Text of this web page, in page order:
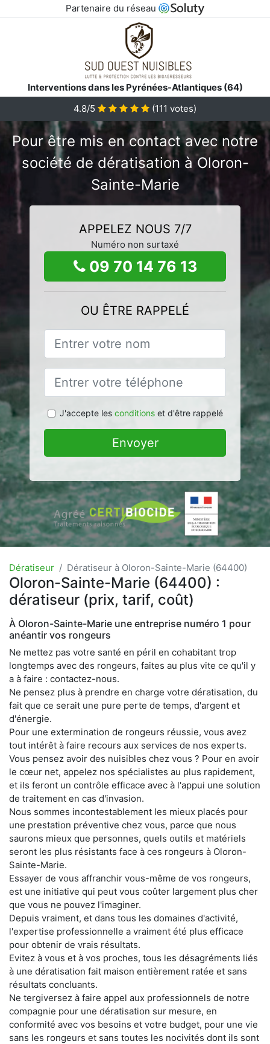
Partenaire du réseau
Interventions dans les Pyrénées-Atlantiques (64)
4.8/5
(111 votes)
Pour être mis en contact avec notre
société de dératisation à Oloron-
Sainte-Marie
APPELEZ NOUS 7/7
Numéro non surtaxé
09 70 14 76 13
OU ÊTRE RAPPELÉ
J'accepte les conditionset d'être rappelé
Envoyer
Dératiseur Dératiseur à Oloron-Sainte-Marie (64400)
Oloron-Sainte-Marie (64400) :
dératiseur (prix, tarif, coût)
À Oloron-Sainte-Marie une entreprise numéro 1 pour
anéantir vos rongeurs
Ne mettez pas votre santé en péril en cohabitant trop
longtemps avec des rongeurs, faites au plus vite ce qu'il y
a à faire : contactez-nous.
Ne pensez plus à prendre en charge votre dératisation, du
fait que ce serait une pure perte de temps, d'argent et
d'énergie.
Pour une extermination de rongeurs réussie, vous avez
tout intérêt à faire recours aux services de nos experts.
Vous pensez avoir des nuisibles chez vous ? Pour en avoir
le cœur net, appelez nos spécialistes au plus rapidement,
et ils feront un contrôle efficace avec à l'appui une solution
de traitement en cas d'invasion.
Nous sommes incontestablement les mieux placés pour
une prestation préventive chez vous, parce que nous
saurons mieux que personnes, quels outils et matériels
seront les plus résistants face à ces rongeurs à Oloron-
Sainte-Marie.
Essayer de vous affranchir vous-même de vos rongeurs,
est une initiative qui peut vous coûter largement plus cher
que vous ne pouvez l'imaginer.
Depuis vraiment, et dans tous les domaines d'activité,
l'expertise professionnelle a vraiment été plus efficace
pour obtenir de vrais résultats.
Evitez à vous et à vos proches, tous les désagréments liés
à une dératisation fait maison entièrement ratée et sans
résultats concluants.
Ne tergiversez à faire appel aux professionnels de notre
compagnie pour une dératisation sur mesure, en
conformité avec vos besoins et votre budget, pour une vie
sans les rongeurs et sans toutes les nocivités dont ils sont